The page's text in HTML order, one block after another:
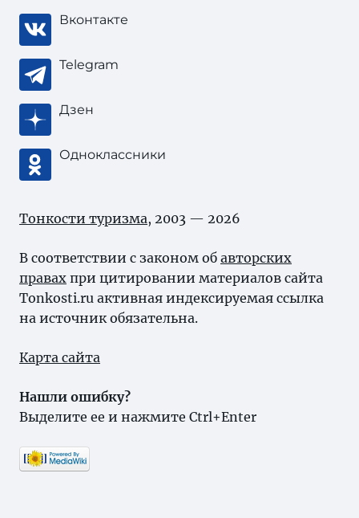
Вконтакте
Telegram
Дзен
Одноклассники
Тонкости туризма, 2003 — 2026
В соответствии с законом об авторских
правах при цитировании материалов сайта
Tonkosti.ru активная индексируемая ссылка
на источник обязательна.
Карта сайта
Нашли ошибку?
Выделите ее и нажмите Ctrl+Enter